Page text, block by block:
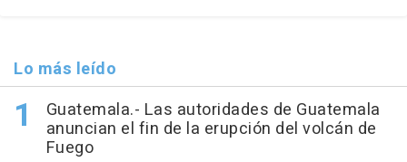
Lo más leído
Guatemala.- Las autoridades de Guatemala
anuncian el fin de la erupción del volcán de
Fuego